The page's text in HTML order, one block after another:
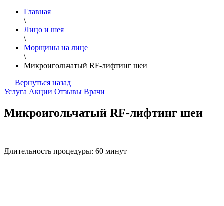
Главная
\
Лицо и шея
\
Морщины на лице
\
Микроигольчатый RF-лифтинг шеи
Вернуться назад
Услуга Акции Отзывы Врачи
Микроигольчатый RF-лифтинг шеи
Длительность процедуры: 60 минут